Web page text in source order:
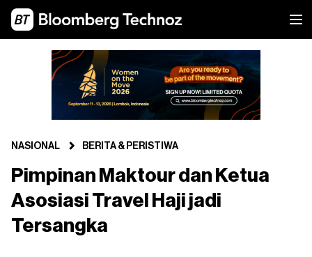
NASIONAL BERITA & PERISTIWA
Pimpinan Maktour dan Ketua
Asosiasi Travel Haji jadi
Tersangka